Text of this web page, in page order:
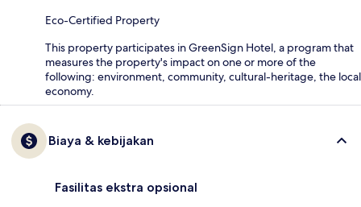
Eco-Certified Property
This property participates in GreenSign Hotel, a program that
measures the property's impact on one or more of the
following: environment, community, cultural-heritage, the local
economy.
Biaya & kebijakan
Fasilitas ekstra opsional